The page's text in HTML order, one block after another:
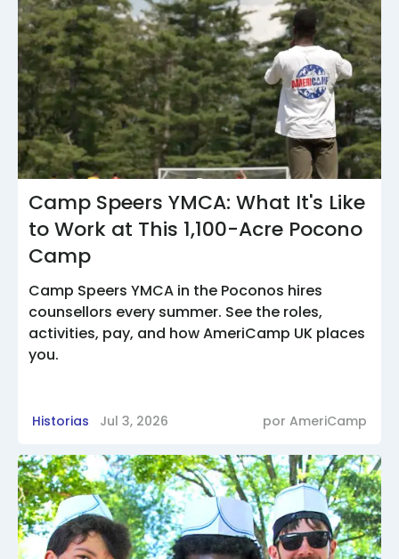
Camp Speers YMCA: What It's Like
to Work at This 1,100-Acre Pocono
Camp
Camp Speers YMCA in the Poconos hires
counsellors every summer. See the roles,
activities, pay, and how AmeriCamp UK places
you.
Historias Jul 3, 2026 por AmeriCamp